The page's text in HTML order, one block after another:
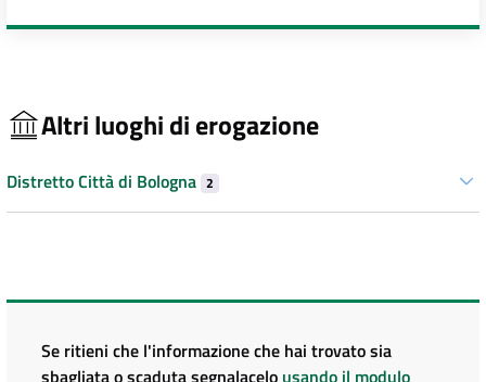
Altri luoghi di erogazione
Distretto Città di Bologna 2
Se ritieni che l'informazione che hai trovato sia
sbagliata o scaduta segnalacelo usando il modulo